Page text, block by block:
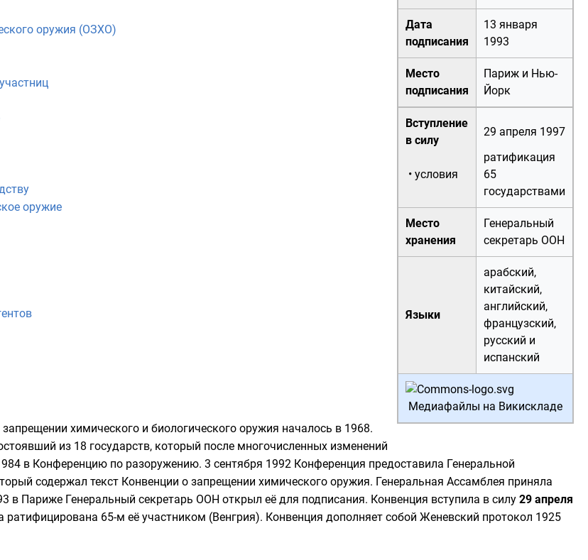
Дата
подписания
13 января
1993
Место
подписания
Париж и Нью-
Йорк
Вступление
в силу
29 апреля 1997
• условия
ратификация
65
государствами
Место
хранения
Генеральный
секретарь ООН
Языки
арабский,
китайский,
английский,
французский,
русский и
испанский
Медиафайлы на Викискладе
оружия (ОЗХО)
оружие
химического и биологического оружия началось в 1968.
из 18 государств, который после многочисленных изменений
в Конференцию по разоружению. 3 сентября 1992 Конференция предоставила Генеральной
содержал текст Конвенции о запрещении химического оружия. Генеральная Ассамблея приняла
в Париже Генеральный секретарь ООН открыл её для подписания. Конвенция вступила в силу 29 апреля
ратифицирована 65-м её участником (Венгрия). Конвенция дополняет собой Женевский протокол 1925